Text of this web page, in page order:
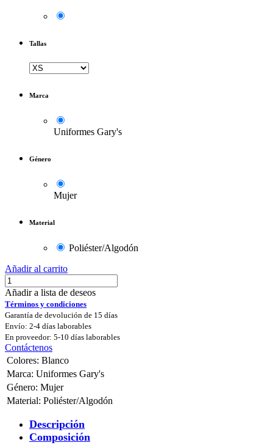
Tallas
Marca
Uniformes Gary's
Género
Mujer
Material
Poliéster/Algodón
Añadir al carrito
Añadir a lista de deseos
Términos y condiciones
Garantía de devolución de 15 días
Envío: 2-4 días laborables
En proveedor: 5-10 días laborables
Contáctenos
Colores: Blanco
Marca: Uniformes Gary's
Género: Mujer
Material: Poliéster/Algodón
Descripción
Composición